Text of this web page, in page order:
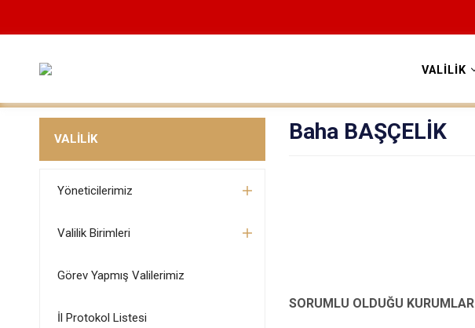
VALİLİK
VALİLİK
Yöneticilerimiz
Valilik Birimleri
Görev Yapmış Valilerimiz
İl Protokol Listesi
Baha BAŞÇELİK
SORUMLU OLDUĞU KURUMLAR